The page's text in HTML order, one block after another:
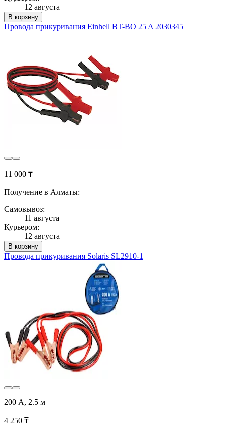
12 августа
В корзину
Провода прикуривания Einhell BT-BO 25 A 2030345
11 000 ₸
Получение в Алматы:
Самовывоз:
11 августа
Курьером:
12 августа
В корзину
Провода прикуривания Solaris SL2910-1
200 А, 2.5 м
4 250 ₸